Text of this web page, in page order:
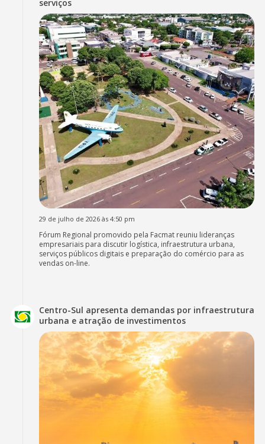
serviços
29 de julho de 2026 às 4:50 pm
Fórum Regional promovido pela Facmat reuniu lideranças
empresariais para discutir logística, infraestrutura urbana,
serviços públicos digitais e preparação do comércio para as
vendas on-line.
Centro-Sul apresenta demandas por infraestrutura
urbana e atração de investimentos